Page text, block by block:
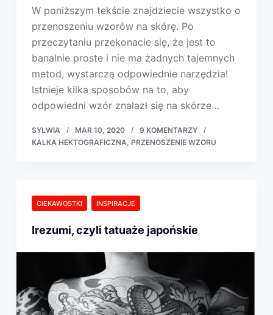
W poniższym tekście znajdziecie wszystko o
przenoszeniu wzorów na skórę. Po
przeczytaniu przekonacie się, że jest to
banalnie proste i nie ma żadnych tajemnych
metod, wystarczą odpowiednie narzędzia!
Istnieje kilka sposobów na to, aby
odpowiedni wzór znalazł się na skórze…
SYLWIA MAR 10, 2020
9 KOMENTARZY
KALKA HEKTOGRAFICZNA PRZENOSZENIE WZORU
CIEKAWOSTKI INSPIRACJE
Irezumi, czyli tatuaże japońskie